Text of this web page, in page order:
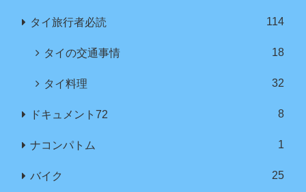
タイ旅行者必読 114
タイの交通事情 18
タイ料理 32
ドキュメント72 8
ナコンパトム 1
バイク 25